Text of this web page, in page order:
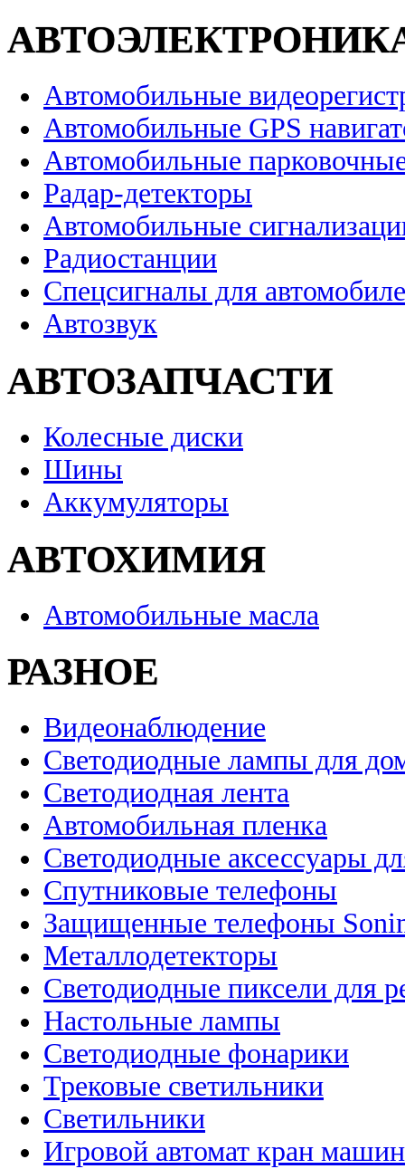
Автомобильные
Автомобильные GPS
Автомобильные
Радар-детекторы
Автомобильные
Радиостанции
Спецсигналы для
Автозвук
АВТОЗАПЧАСТИ
Колесные диски
Шины
Аккумуляторы
АВТОХИМИЯ
Автомобильные масла
РАЗНОЕ
Видеонаблюдение
Светодиодные лампы для
Светодиодная лента
Автомобильная пленка
Светодиодные аксессуары
Спутниковые телефоны
Защищенные телефоны
Металлодетекторы
Светодиодные пиксели для
Настольные лампы
Светодиодные фонарики
Трековые светильники
Светильники
Игровой автомат кран